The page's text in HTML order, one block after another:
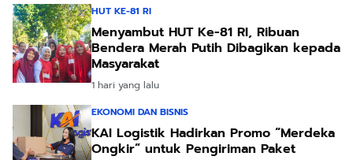
HUT KE-81 RI
Menyambut HUT Ke-81 RI, Ribuan
Bendera Merah Putih Dibagikan kepada
Masyarakat
1 hari yang lalu
EKONOMI DAN BISNIS
KAI Logistik Hadirkan Promo “Merdeka
Ongkir” untuk Pengiriman Paket